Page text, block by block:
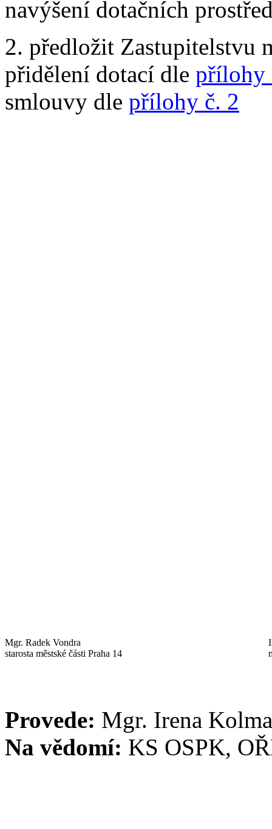
navýšení dotačních
2. předložit Zastupitelstvu
přidělení dotací dle přílohy
smlouvy dle přílohy č. 2
Mgr. Radek Vondra
starosta městské části Praha 14
Provede: Mgr. Irena
Na vědomí: KS OSPK,